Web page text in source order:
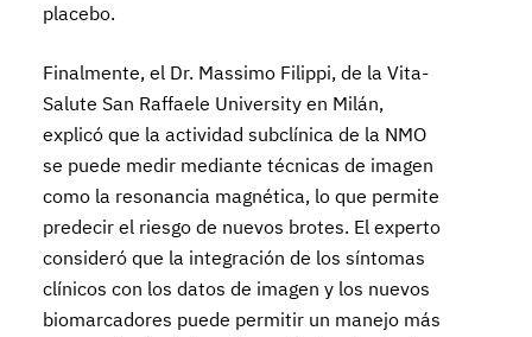
placebo.
Finalmente, el Dr. Massimo Filippi, de la Vita-
Salute San Raffaele University en Milán,
explicó que la actividad subclínica de la NMO
se puede medir mediante técnicas de imagen
como la resonancia magnética, lo que permite
predecir el riesgo de nuevos brotes. El experto
consideró que la integración de los síntomas
clínicos con los datos de imagen y los nuevos
biomarcadores puede permitir un manejo más